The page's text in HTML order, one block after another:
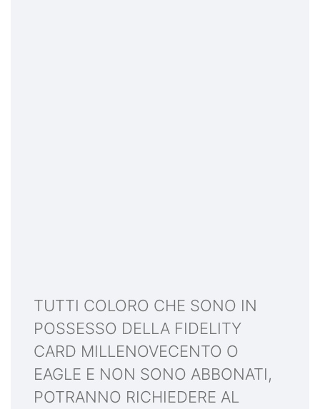
TUTTI COLORO CHE SONO IN
POSSESSO DELLA FIDELITY
CARD MILLENOVECENTO O
EAGLE E NON SONO ABBONATI,
POTRANNO RICHIEDERE AL